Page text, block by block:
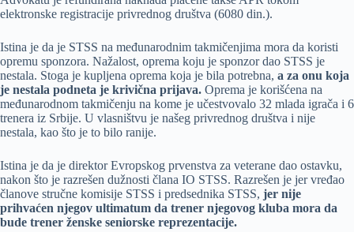
elektronske registracije privrednog društva (6080 din.).
Istina je da je STSS na međunarodnim takmičenjima mora da koristi
opremu sponzora. Nažalost, oprema koju je sponzor dao STSS je
nestala. Stoga je kupljena oprema koja je bila potrebna, a za onu koja
je nestala podneta je krivična prijava. Oprema je korišćena na
međunarodnom takmičenju na kome je učestvovalo 32 mlada igrača i 6
trenera iz Srbije. U vlasništvu je našeg privrednog društva i nije
nestala, kao što je to bilo ranije.
Istina je da je direktor Evropskog prvenstva za veterane dao ostavku,
nakon što je razrešen dužnosti člana IO STSS. Razrešen je jer vređao
članove stručne komisije STSS i predsednika STSS, jer nije
prihvaćen njegov ultimatum da trener njegovog kluba mora da
bude trener ženske seniorske reprezentacije.